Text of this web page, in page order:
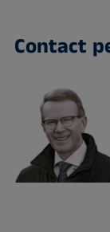
Contact